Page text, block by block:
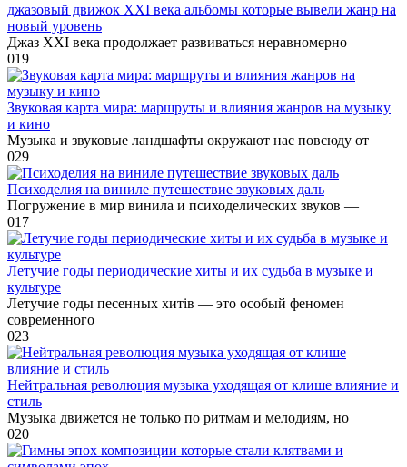
джазовый движок XXI века альбомы которые вывели жанр на
новый уровень
Джаз XXI века продолжает развиваться неравномерно
019
Звуковая карта мира: маршруты и влияния жанров на музыку
и кино
Музыка и звуковые ландшафты окружают нас повсюду от
029
Психоделия на виниле путешествие звуковых даль
Погружение в мир винила и психоделических звуков —
017
Летучие годы периодические хиты и их судьба в музыке и
культуре
Летучие годы песенных хитів — это особый феномен
современного
023
Нейтральная революция музыка уходящая от клише влияние и
стиль
Музыка движется не только по ритмам и мелодиям, но
020